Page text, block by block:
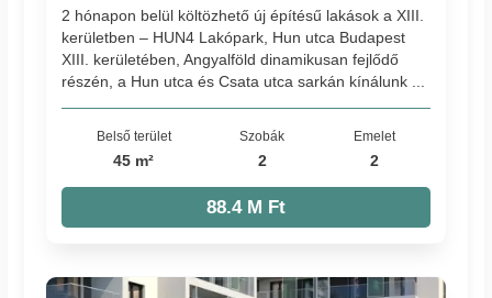
2 hónapon belül költözhető új építésű lakások a XIII.
kerületben – HUN4 Lakópark, Hun utca Budapest
XIII. kerületében, Angyalföld dinamikusan fejlődő
részén, a Hun utca és Csata utca sarkán kínálunk ...
Belső terület
45 m²
Szobák
2
Emelet
2
88.4 M Ft